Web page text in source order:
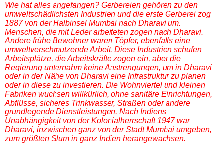
Wie hat alles angefangen? Gerbereien gehören zu den
umweltschädlichsten Industrien und die erste Gerberei zog
1887 von der Halbinsel Mumbai nach Dharavi um.
Menschen, die mit Leder arbeiteten zogen nach Dharavi.
Andere frühe Bewohner waren Töpfer, ebenfalls eine
umweltverschmutzende Arbeit. Diese Industrien schufen
Arbeitsplätze, die Arbeitskräfte zogen ein, aber die
Regierung unternahm keine Anstrengungen, um in Dharavi
oder in der Nähe von Dharavi eine Infrastruktur zu planen
oder in diese zu investieren. Die Wohnviertel und kleinen
Fabriken wuchsen willkürlich, ohne sanitäre Einrichtungen,
Abflüsse, sicheres Trinkwasser, Straßen oder andere
grundlegende Dienstleistungen. Nach Indiens
Unabhängigkeit von der Kolonialherrschaft 1947 war
Dharavi, inzwischen ganz von der Stadt Mumbai umgeben,
zum größten Slum in ganz Indien herangewachsen.